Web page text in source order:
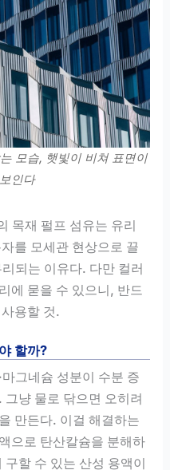
모습, 햇빛이 비쳐 표면이
인다
목재 펄프 섬유는 유리
를 모세관 현상으로 끌
되는 이유다. 다만 컬러
에 묻을 수 있으니, 반드
용할 것.
할까?
그네슘 성분이 수분 증
냥 물로 닦으면 오히려
만든다. 이걸 해결하는
으로 탄산칼슘을 분해하
할 수 있는 산성 용액이